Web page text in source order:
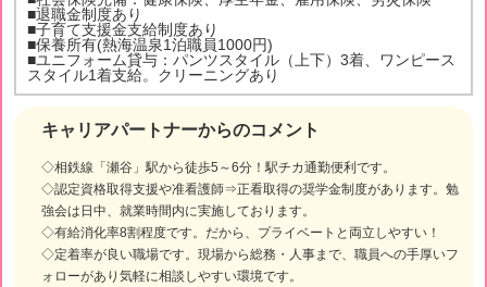
キャリアパートナーからのコメント
◇相鉄線「瀬谷」駅から徒歩5～6分！駅チカ通勤便利です。
◇認定資格取得支援や准看護師⇒正看取得の奨学金制度があります。勉
強会は日中、就業時間内に実施しております。
◇有給消化率8割程度です。だから、プライベートと両立しやすい！
◇定着率が良い職場です。現場から総務・人事まで、職員への手厚いフ
ォローがあり気軽に相談しやすい環境です。
■退職金制度あり
■子育て支援金支給制度あり
■保養所有(熱海温泉1泊職員1000円)
■ユニフォーム貸与：パンツスタイル（上下）3着、ワンピース
スタイル1着支給。クリーニングあり